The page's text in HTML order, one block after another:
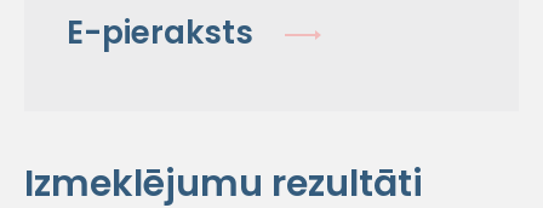
E-pieraksts
Izmeklējumu rezultāti